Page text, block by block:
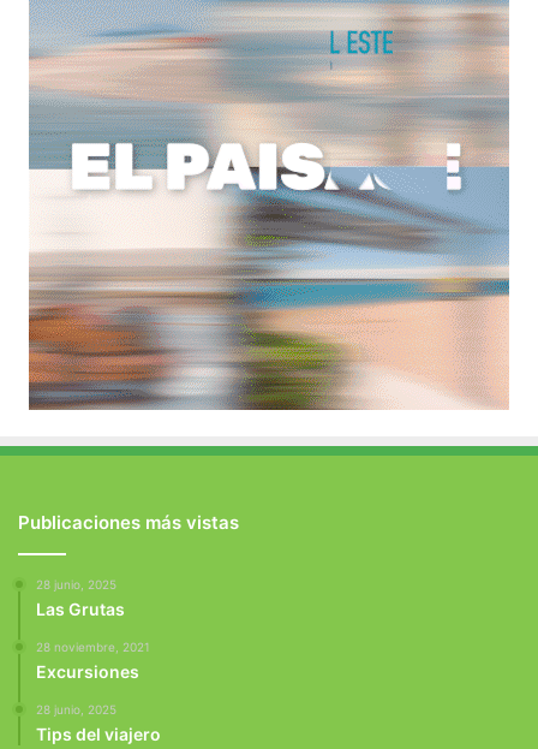
Publicaciones más vistas
28 junio, 2025
Las Grutas
28 noviembre, 2021
Excursiones
28 junio, 2025
Tips del viajero